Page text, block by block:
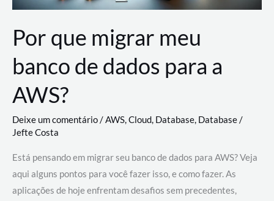
Por que migrar meu
banco de dados para a
AWS?
Deixe um comentário/AWS,Cloud, Database, Database/
Jefte Costa
Está pensando em migrar seu banco de dados para AWS? Veja
aqui alguns pontos para você fazer isso, e como fazer. As
aplicações de hoje enfrentam desafios sem precedentes,